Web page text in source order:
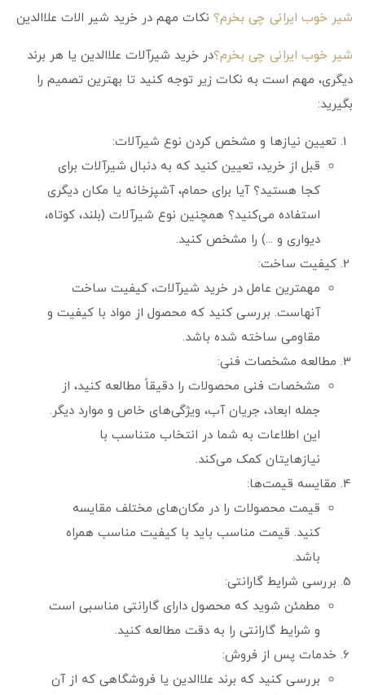
شیر خوب ایرانی چی بخرم؟ نکات مهم در خرید شیر الات علاالدین
شیر خوب ایرانی چی بخرم؟در خرید شیرآلات علاالدین یا هر برند
دیگری، مهم است به نکات زیر توجه کنید تا بهترین تصمیم را
بگیرید:
تعیین نیازها و مشخص کردن نوع شیرآلات:
قبل از خرید، تعیین کنید که به دنبال شیرآلات برای
کجا هستید؟ آیا برای حمام، آشپزخانه یا مکان دیگری
استفاده می‌کنید؟ همچنین نوع شیرآلات (بلند، کوتاه،
دیواری و ...) را مشخص کنید.
کیفیت ساخت:
مهمترین عامل در خرید شیرآلات، کیفیت ساخت
آنهاست. بررسی کنید که محصول از مواد با کیفیت و
مقاومی ساخته شده باشد.
مطالعه مشخصات فنی:
مشخصات فنی محصولات را دقیقاً مطالعه کنید، از
جمله ابعاد، جریان آب، ویژگی‌های خاص و موارد دیگر.
این اطلاعات به شما در انتخاب متناسب با
نیازهایتان کمک می‌کند.
مقایسه قیمت‌ها:
قیمت محصولات را در مکان‌های مختلف مقایسه
کنید. قیمت مناسب باید با کیفیت مناسب همراه
باشد.
بررسی شرایط گارانتی:
مطمئن شوید که محصول دارای گارانتی مناسبی است
و شرایط گارانتی را به دقت مطالعه کنید.
خدمات پس از فروش:
بررسی کنید که برند علاالدین یا فروشگاهی که از آن